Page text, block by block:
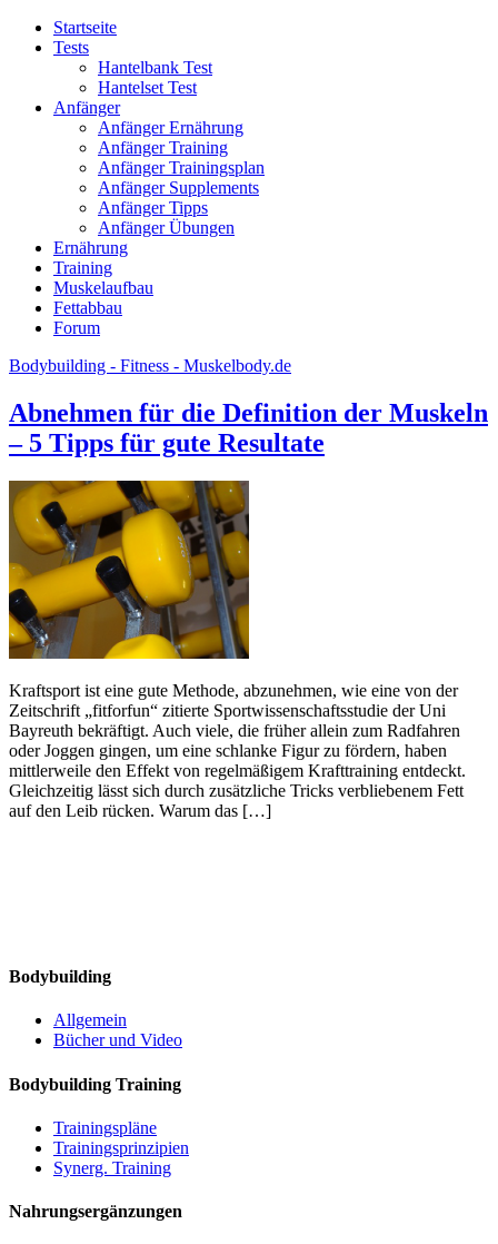
Startseite
Tests
Hantelbank Test
Hantelset Test
Anfänger
Anfänger Ernährung
Anfänger Training
Anfänger Trainingsplan
Anfänger Supplements
Anfänger Tipps
Anfänger Übungen
Ernährung
Training
Muskelaufbau
Fettabbau
Forum
Bodybuilding - Fitness - Muskelbody.de
Abnehmen für die Definition der Muskeln
– 5 Tipps für gute Resultate
Kraftsport ist eine gute Methode, abzunehmen, wie eine von der
Zeitschrift „fitforfun“ zitierte Sportwissenschaftsstudie der Uni
Bayreuth bekräftigt. Auch viele, die früher allein zum Radfahren
oder Joggen gingen, um eine schlanke Figur zu fördern, haben
mittlerweile den Effekt von regelmäßigem Krafttraining entdeckt.
Gleichzeitig lässt sich durch zusätzliche Tricks verbliebenem Fett
auf den Leib rücken. Warum das […]
Bodybuilding
Allgemein
Bücher und Video
Bodybuilding Training
Trainingspläne
Trainingsprinzipien
Synerg. Training
Nahrungsergänzungen